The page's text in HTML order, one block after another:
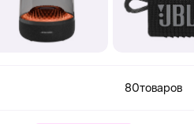
80товаров